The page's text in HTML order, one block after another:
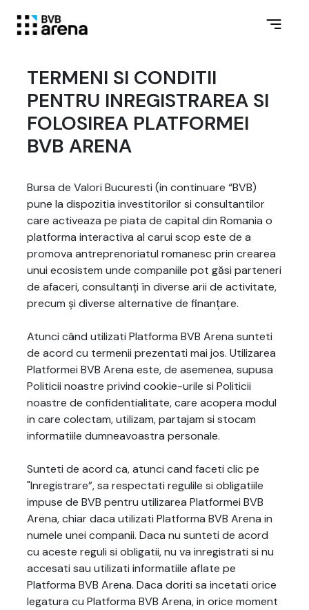
TERMENI SI CONDITII
PENTRU INREGISTRAREA SI
FOLOSIREA PLATFORMEI
BVB ARENA
Bursa de Valori Bucuresti (in continuare “BVB)
pune la dispozitia investitorilor si consultantilor
care activeaza pe piata de capital din Romania o
platforma interactiva al carui scop este de a
promova antreprenoriatul romanesc prin crearea
unui ecosistem unde companiile pot găsi parteneri
de afaceri, consultanți în diverse arii de activitate,
precum și diverse alternative de finanțare.
Atunci când utilizati Platforma BVB Arena sunteti
de acord cu termenii prezentati mai jos. Utilizarea
Platformei BVB Arena este, de asemenea, supusa
Politicii noastre privind cookie-urile si Politicii
noastre de confidentialitate, care acopera modul
in care colectam, utilizam, partajam si stocam
informatiile dumneavoastra personale.
Sunteti de acord ca, atunci cand faceti clic pe
"Inregistrare”, sa respectati regulile si obligatiile
impuse de BVB pentru utilizarea Platformei BVB
Arena, chiar daca utilizati Platforma BVB Arena in
numele unei companii. Daca nu sunteti de acord
cu aceste reguli si obligatii, nu va inregistrati si nu
accesati sau utilizati informatiile aflate pe
Platforma BVB Arena. Daca doriti sa incetati orice
legatura cu Platforma BVB Arena, in orice moment